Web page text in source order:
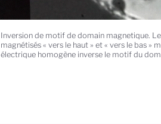
Inversion de motif de domain magnetique.
magnétisés « vers le haut » et « vers le bas
électrique homogène inverse le motif du